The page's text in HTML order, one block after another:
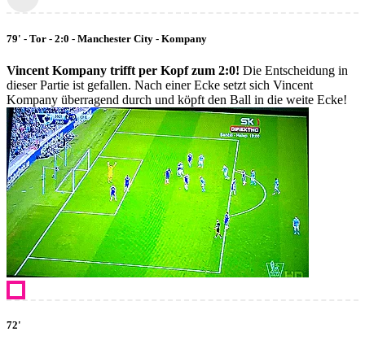
79' - Tor - 2:0 - Manchester City - Kompany
Vincent Kompany trifft per Kopf zum 2:0! Die Entscheidung in
dieser Partie ist gefallen. Nach einer Ecke setzt sich Vincent
Kompany überragend durch und köpft den Ball in die weite Ecke!
72'